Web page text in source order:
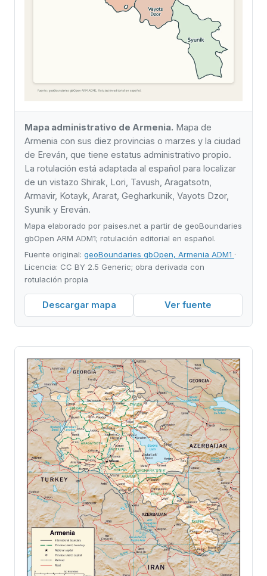
Mapa administrativo de Armenia. Mapa de
Armenia con sus diez provincias o marzes y la ciudad
de Ereván, que tiene estatus administrativo propio.
La rotulación está adaptada al español para localizar
de un vistazo Shirak, Lori, Tavush, Aragatsotn,
Armavir, Kotayk, Ararat, Gegharkunik, Vayots Dzor,
Syunik y Ereván.
Mapa elaborado por paises.net a partir de geoBoundaries
gbOpen ARM ADM1; rotulación editorial en español.
Fuente original: geoBoundaries gbOpen, Armenia ADM1 ·
Licencia: CC BY 2.5 Generic; obra derivada con
rotulación propia
Descargar mapa Ver fuente